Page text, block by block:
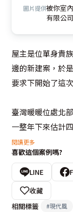
圖片提供被你室
有限公司
屋主是位單身貴
邊的新建案，於
要求下開始了這
臺灣暖暖位處北
一整年下來估計
後請屋主安心，
藻土搭配他的使
打開家門剎那不
使人感到乏力。
閱讀更多
喜歡這個案例嗎?
LINE
收藏
相關標籤
#現代風